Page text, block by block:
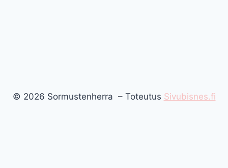
© 2026 Sormustenherra – Toteutus Sivubisnes.fi